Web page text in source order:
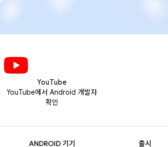
YouTube
YouTube에서 Android 개발자
확인
ANDROID 기기 출시